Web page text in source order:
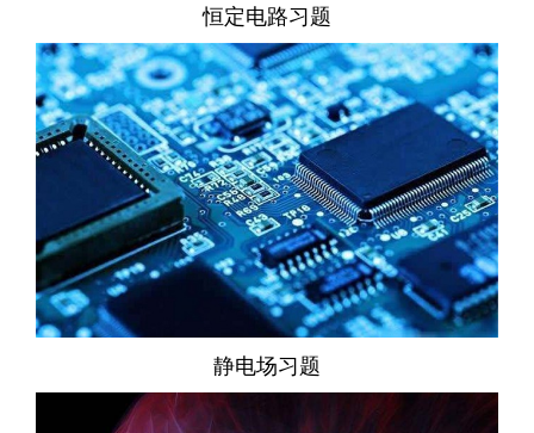
恒定电路习题
静电场习题